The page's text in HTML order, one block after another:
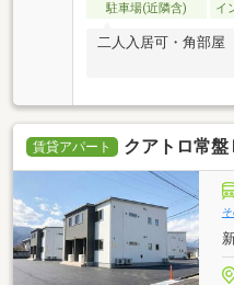
駐車場(近隣含)
イ
二人入居可・角部屋
賃貸アパート クアトロ常盤